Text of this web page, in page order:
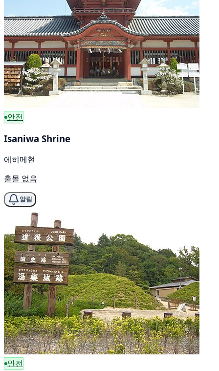
안전
Isaniwa Shrine
에히메현
출몰 없음
알림
안전